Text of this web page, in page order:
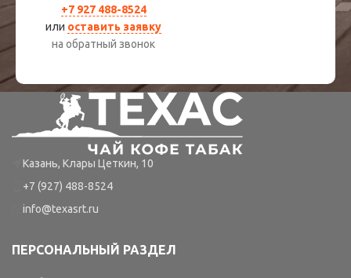
+7 927 488-8524
или оставить заявку
на обратный звонок
Казань, Клары Цеткин, 10
+7 (927) 488-8524
info@texasrt.ru
ПЕРСОНАЛЬНЫЙ РАЗДЕЛ